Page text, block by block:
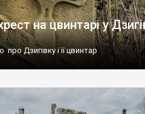
на цвинтарі у
Дзигівку і її цвинтар